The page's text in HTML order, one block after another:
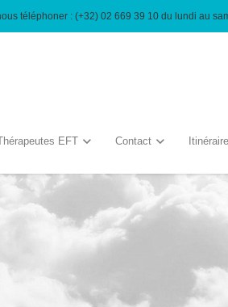
téléphoner : (+32) 02 669 39 10 du lundi au
EFT Contact Itinéraire